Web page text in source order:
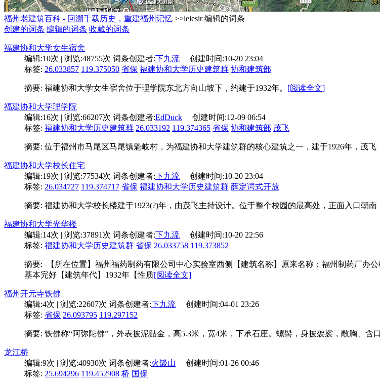
福州老建筑百科 - 回溯千载历史，重建福州记忆 >>lelesir 编辑的词条
创建的词条 编辑的词条 收藏的词条
福建协和大学女生宿舍
编辑:10次 | 浏览:48755次 词条创建者:下九流 创建时间:10-20 23:04
标签: 26.033857 119.375050 省保 福建协和大学历史建筑群 协和建筑部
摘要: 福建协和大学女生宿舍位于理学院东北方向山坡下，约建于1932年。 [阅读全文]
福建协和大学理学院
编辑:16次 | 浏览:66207次 词条创建者:EdDuck 创建时间:12-09 06:54
标签: 福建协和大学历史建筑群 26.033192 119.374365 省保 协和建筑部 茂飞
摘要: 位于福州市马尾区马尾镇魁岐村，为福建协和大学建筑群的核心建筑之一，建于1926年，茂
福建协和大学校长住宅
编辑:19次 | 浏览:77534次 词条创建者:下九流 创建时间:10-20 23:04
标签: 26.034727 119.374717 省保 福建协和大学历史建筑群 薛定谔式开放
摘要: 福建协和大学校长楼建于1923(?)年，由茂飞主持设计。位于整个校园的最高处，正面入口朝
福建协和大学光华楼
编辑:14次 | 浏览:37891次 词条创建者:下九流 创建时间:10-20 22:56
标签: 福建协和大学历史建筑群 省保 26.033758 119.373852
摘要: 【所在位置】福州福药制药有限公司中心实验室西侧【建筑名称】原来名称：福州制药厂办
基本完好【建筑年代】1932年【性质[阅读全文]
福州开元寺铁佛
编辑:4次 | 浏览:22607次 词条创建者:下九流 创建时间:04-01 23:26
标签: 省保 26.093795 119.297152
摘要: 铁佛称“阿弥陀佛”，外表披泥贴金，高5.3米，宽4米，下承石座。螺髻，身披袈裟，敞胸、
龙江桥
编辑:9次 | 浏览:40930次 词条创建者:火燄山 创建时间:01-26 00:46
标签: 25.694296 119.452908 桥 国保